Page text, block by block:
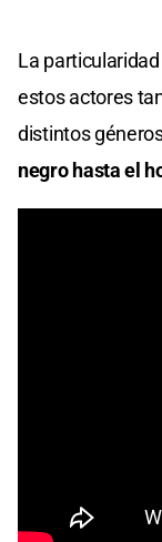
La
estos actores
distintos
negro hasta el